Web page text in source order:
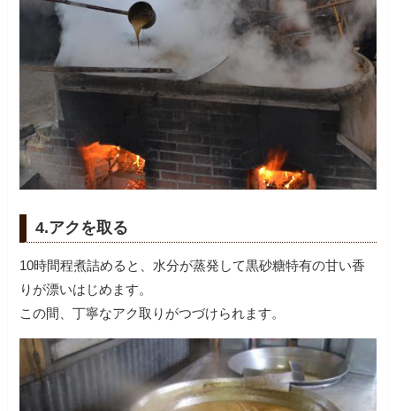
4.アクを取る
10時間程煮詰めると、水分が蒸発して黒砂糖特有の甘い香
りが漂いはじめます。
この間、丁寧なアク取りがつづけられます。